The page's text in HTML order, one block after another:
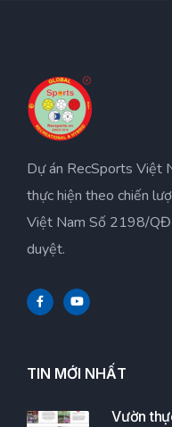
Dự án RecSports Việt
thực hiện theo chiến
Việt Nam Số 2198/QĐ
duyệt.
TIN MỚI NHẤT
Vườn